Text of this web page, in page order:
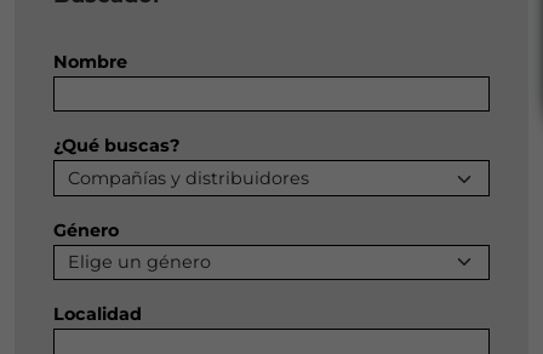
Nombre
¿Qué buscas?
Género
Localidad